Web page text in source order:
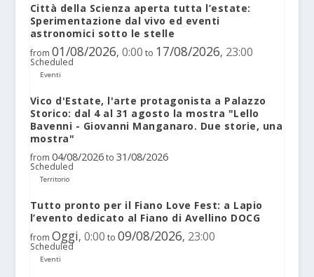
Città della Scienza aperta tutta l’estate:
Sperimentazione dal vivo ed eventi
astronomici sotto le stelle
from 01/08/2026, 0:00 to 17/08/2026, 23:00
Scheduled
Eventi
Vico d'Estate, l'arte protagonista a Palazzo
Storico: dal 4 al 31 agosto la mostra "Lello
Bavenni - Giovanni Manganaro. Due storie, una
mostra"
from 04/08/2026 to 31/08/2026
Scheduled
Territorio
Tutto pronto per il Fiano Love Fest: a Lapio
l’evento dedicato al Fiano di Avellino DOCG
from Oggi, 0:00 to 09/08/2026, 23:00
Scheduled
Eventi